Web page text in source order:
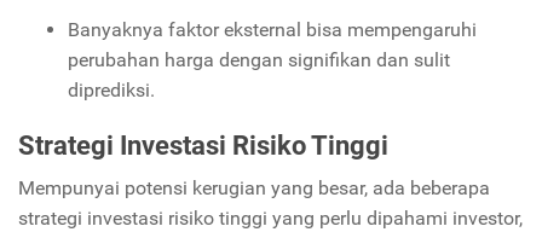
Banyaknya faktor eksternal bisa mempengaruhi
perubahan harga dengan signifikan dan sulit
diprediksi.
Strategi Investasi Risiko Tinggi
Mempunyai potensi kerugian yang besar, ada beberapa
strategi investasi risiko tinggi yang perlu dipahami investor,